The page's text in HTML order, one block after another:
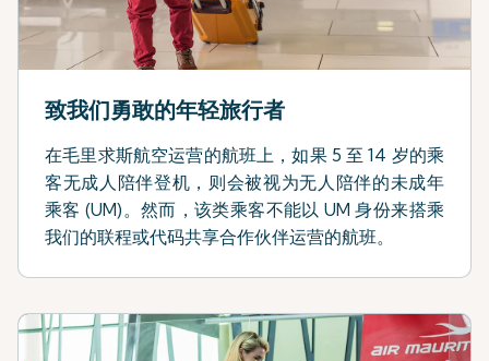
致我们勇敢的年轻旅行者
在毛里求斯航空运营的航班上，如果 5 至 14 岁的乘
客无成人陪伴登机，则会被视为无人陪伴的未成年
乘客 (UM)。然而，该类乘客不能以 UM 身份来搭乘
我们的联程或代码共享合作伙伴运营的航班。